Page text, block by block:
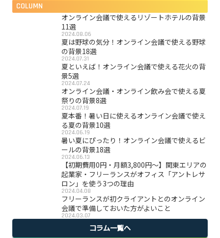
COLUMN
オンライン会議で使えるリゾートホテルの背景
11選
2024.08.06
夏は野球の気分！オンライン会議で使える野球
の背景18選
2024.07.31
夏といえば！オンライン会議で使える花火の背
景5選
2024.07.24
オンライン会議・オンライン飲み会で使える夏
祭りの背景8選
2024.07.19
夏本番！暑い日に使えるオンライン会議で使え
る夏の背景10選
2024.06.19
暑い夏にぴったり！オンライン会議で使えるビ
ールの背景18選
2024.06.13
【初期費用0円・月額3,800円〜】関東エリアの
起業家・フリーランスがオフィス「アントレサ
ロン」を使う3つの理由
2024.04.08
フリーランスが初クライアントとのオンライン
会議で準備しておいた方がよいこと
2024.03.07
コラム一覧へ